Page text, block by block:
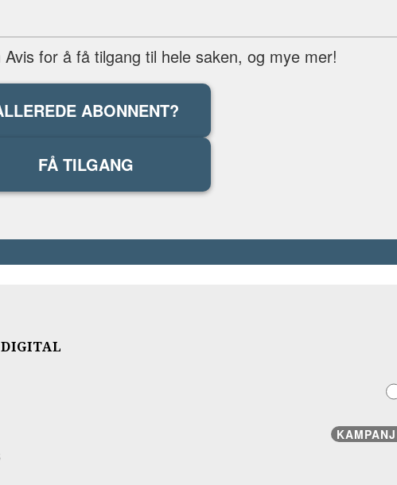
for å få tilgang til hele saken, og mye mer!
ABONNENT?
FÅ TILGANG